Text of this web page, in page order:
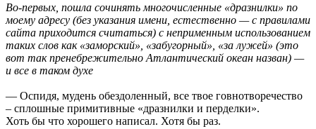
Во-первых, пошла сочинять многочисленные «дразнилки» по
моему адресу (без указания имени, естественно — с правилами
сайта приходится считаться) с неприменным использованием
таких слов как «заморский», «забугорный», «за лужей» (это
вот так пренебрежительно Атлантический океан назван) —
и все в таком духе
— Оспидя, мудень обездоленный, все твое говнотворечество
– сплошные примитивные «дразнилки и перделки».
Хоть бы что хорошего написал. Хотя бы раз.